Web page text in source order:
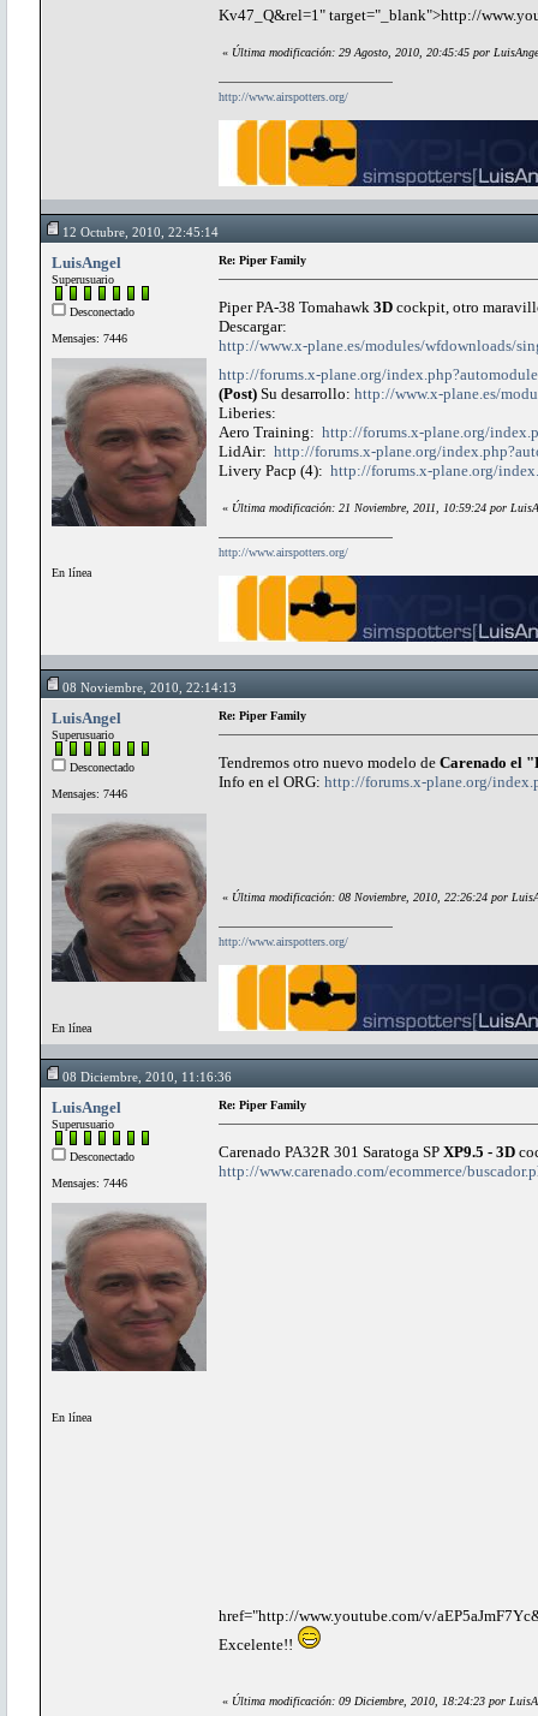
Kv47_Q&rel=1" target="_blank">http://
« Última modificación: 29 Agosto, 2010, 20:45:45 por
http://www.airspotters.org/
12 Octubre, 2010, 22:45:14
LuisAngel
Superusuario
Desconectado
Mensajes: 7446
En línea
Re: Piper Family
Piper PA-38 Tomahawk 3D cockpit, otro
Descargar:
http://www.x-plane.es/modules/wfdownloads/
http://forums.x-plane.org/
(Post) Su desarrollo: http://www.x-plane.es/
Liberies:
Aero Training: http://forums.x-plane.org/
LidAir: http://forums.x-plane.org/
Livery Pacp (4): http://forums.x-plane.org/
« Última modificación: 21 Noviembre, 2011, 10:59:24 por
http://www.airspotters.org/
08 Noviembre, 2010, 22:14:13
LuisAngel
Superusuario
Desconectado
Mensajes: 7446
En línea
Re: Piper Family
Tendremos otro nuevo modelo de Carenado el
Info en el ORG: http://forums.x-plane.org/
« Última modificación: 08 Noviembre, 2010, 22:26:24 por
http://www.airspotters.org/
08 Diciembre, 2010, 11:16:36
LuisAngel
Superusuario
Desconectado
Mensajes: 7446
En línea
Re: Piper Family
Carenado PA32R 301 Saratoga SP XP9.5 - 3D
http://www.carenado.com/ecommerce/
href="http://www.youtube.com/v/
Excelente!!
« Última modificación: 09 Diciembre, 2010, 18:24:23 por